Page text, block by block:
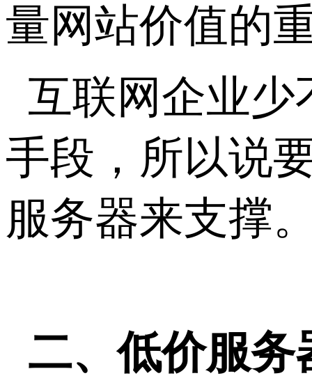
量网站价值的
互联网企业少
手段，所以说
服务器来支撑
二、低价服务